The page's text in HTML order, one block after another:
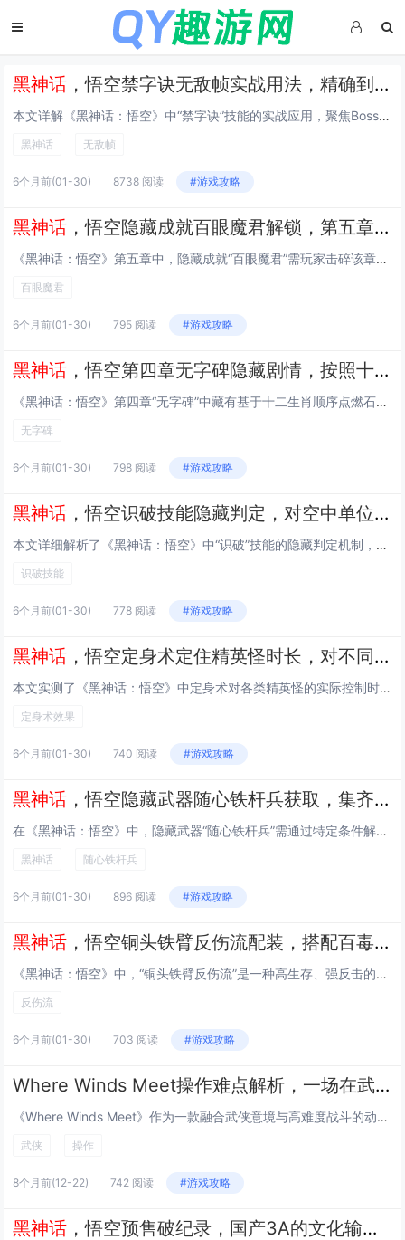
黑神话 ，悟空禁字诀无敌帧实战用法，精确到帧的Boss战躲避与反击连招指南
本文详解《黑神话：悟空》中“禁字诀”技能的实战应用，聚焦Boss战中的无敌帧机制，通过逐帧分析，指出禁字诀在释放瞬间（第3–8帧）拥有完全无敌效果，可精准规避Boss关键大招（如金箍棒砸地、火眼金睛锁定技），配合翻滚节奏与蓄力时机，可实现“...
黑神话 无敌帧
6个月前(01-30) 8738 阅读 #游戏攻略
黑神话 ，悟空隐藏成就百眼魔君解锁，第五章所有石敢当击碎后的隐藏Boss位置
《黑神话：悟空》第五章中，隐藏成就“百眼魔君”需玩家击碎该章节全部石敢当后触发，完成所有石敢当破坏（共12处，分布于盘丝洞、黄花观等区域）后，返回黄花观顶层平台，原Boss战场地将出现异常光效与低语提示；此时使用定身术或火眼金睛扫描地面裂痕...
百眼魔君
6个月前(01-30) 795 阅读 #游戏攻略
黑神话 ，悟空第四章无字碑隐藏剧情，按照十二生肖顺序点燃石灯后的奖励
《黑神话：悟空》第四章“无字碑”中藏有基于十二生肖顺序点燃石灯的隐藏剧情，玩家需按子鼠、丑牛、寅虎、卯兔、辰龙、巳蛇、午马、未羊、申猴、酉鸡、戌狗、亥猪的正确顺序依次激活对应石灯，缺一不可，成功完成后，无字碑显现出动态金文，揭示一段被抹除的...
无字碑
6个月前(01-30) 798 阅读 #游戏攻略
黑神话 ，悟空识破技能隐藏判定，对空中单位与多段攻击的成功时机帧数表
本文详细解析了《黑神话：悟空》中“识破”技能的隐藏判定机制，重点揭示其对空中单位及多段攻击的识别逻辑，不同于地面敌人，空中单位需在特定下落帧或悬停瞬间触发识破，且存在更严苛的判定窗口；针对多段连击（如Boss的三连斩），仅第二段末尾与第三段...
识破技能
6个月前(01-30) 778 阅读 #游戏攻略
黑神话 ，悟空定身术定住精英怪时长，对不同体型敌人效果衰减的实测数据
本文实测了《黑神话：悟空》中定身术对各类精英怪的实际控制时长，并重点分析体型差异带来的效果衰减规律，测试表明：对小型精英怪（如赤尻马猴）定身持续约4.2秒，中型（如石先锋）降至3.5秒，大型（如巨灵神）仅维持2.1秒，超大型Boss（如大圣...
定身术效果
6个月前(01-30) 740 阅读 #游戏攻略
黑神话 ，悟空隐藏武器随心铁杆兵获取，集齐所有珍玩后与土地公对话触发
在《黑神话：悟空》中，隐藏武器“随心铁杆兵”需通过特定条件解锁：玩家需集齐全部珍玩（共24件），完成后返回小西天土地庙，与土地公对话即可触发获取剧情，该武器为金箍棒的进阶形态，不仅外观更具古韵，还拥有独特技能与属性加成，象征孙悟空真正掌握“...
黑神话 随心铁杆兵
6个月前(01-30) 896 阅读 #游戏攻略
黑神话 ，悟空铜头铁臂反伤流配装，搭配百毒不侵与金刚不坏精魄
《黑神话：悟空》中，“铜头铁臂反伤流”是一种高生存、强反击的硬核配装流派，核心思路是利用“铜头铁臂”被动大幅提升物理减伤与反伤比例，配合“百毒不侵”精魄免疫中毒、腐蚀等异常状态，确保持续作战稳定性；再辅以“金刚不坏”精魄进一步强化护甲、格挡...
反伤流
6个月前(01-30) 703 阅读 #游戏攻略
Where Winds Meet操作难点解析，一场在武侠与手残之间走钢丝的修行
《Where Winds Meet》作为一款融合武侠意境与高难度战斗的动作游戏，其操作难点在于精准的时机把握、复杂的连招系统与高度拟真的武学机制，玩家需在攻防转换间实现“听劲”“化劲”，稍有不慎便陷入被动，游戏摒弃无脑输出，强调策略与反应，...
武侠 操作
8个月前(12-22) 742 阅读 #游戏攻略
黑神话 ，悟空预售破纪录，国产3A的文化输出潜力评估